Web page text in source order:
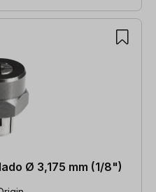
Ø 3,175 mm (1/8")